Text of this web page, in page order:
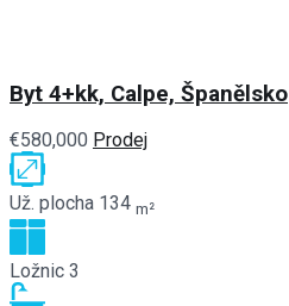
Byt 4+kk, Calpe, Španělsko
€580,000 Prodej
Už. plocha 134 m²
Ložnic 3